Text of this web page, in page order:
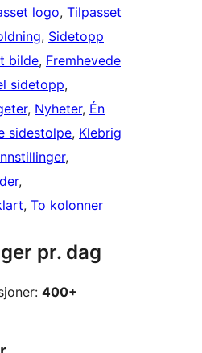
logo, Tilpasset
, Sidetopp
bilde, Fremhevede
sidetopp
, Nyheter, Én
sidestolpe, Klebrig
, To kolonner
pr. dag
400+